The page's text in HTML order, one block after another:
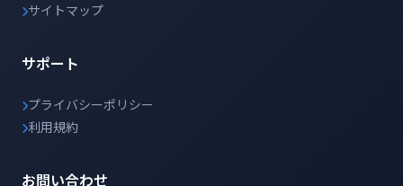
サイトマップ
サポート
プライバシーポリシー
利用規約
お問い合わせ